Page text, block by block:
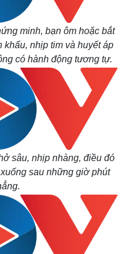
minh, bạn ôm hoặc bắt
khấu, nhịp tim và huyết áp
có hành động tương tự.
sâu, nhịp nhàng, điều đó
sau những giờ phút